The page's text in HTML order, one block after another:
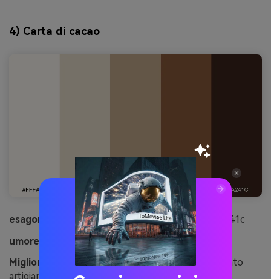
4) Carta di cacao
esagonale:
#fffaf3#eadfce#c6aa8c#8a5c3c#3a241c
umore:
Artigianale, a terra, caldo
Migliore per:
progettazione di involucro di cioccolato
artigianale